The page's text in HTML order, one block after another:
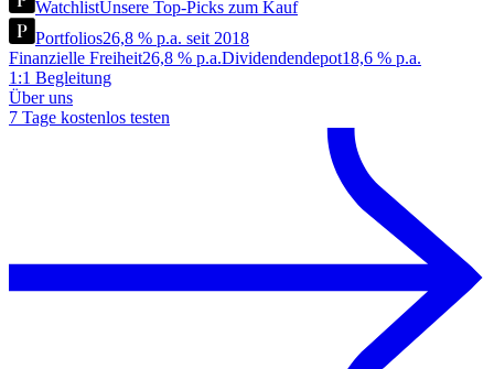
WatchlistUnsere Top-Picks zum Kauf
Portfolios26,8 % p.a. seit 2018
Finanzielle Freiheit26,8 % p.a.Dividendendepot18,6 % p.a.
1:1 Begleitung
Über uns
7 Tage kostenlos testen